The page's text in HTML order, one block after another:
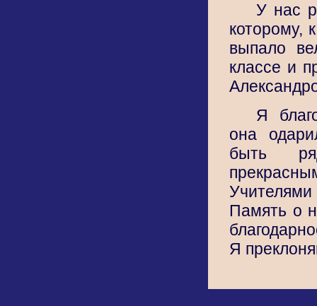
У нас
которому,
выпало
классе и
Я
она
быть
Память о
Я